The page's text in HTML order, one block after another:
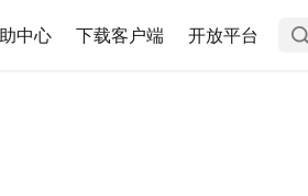
中心 下载客户端 开放平台